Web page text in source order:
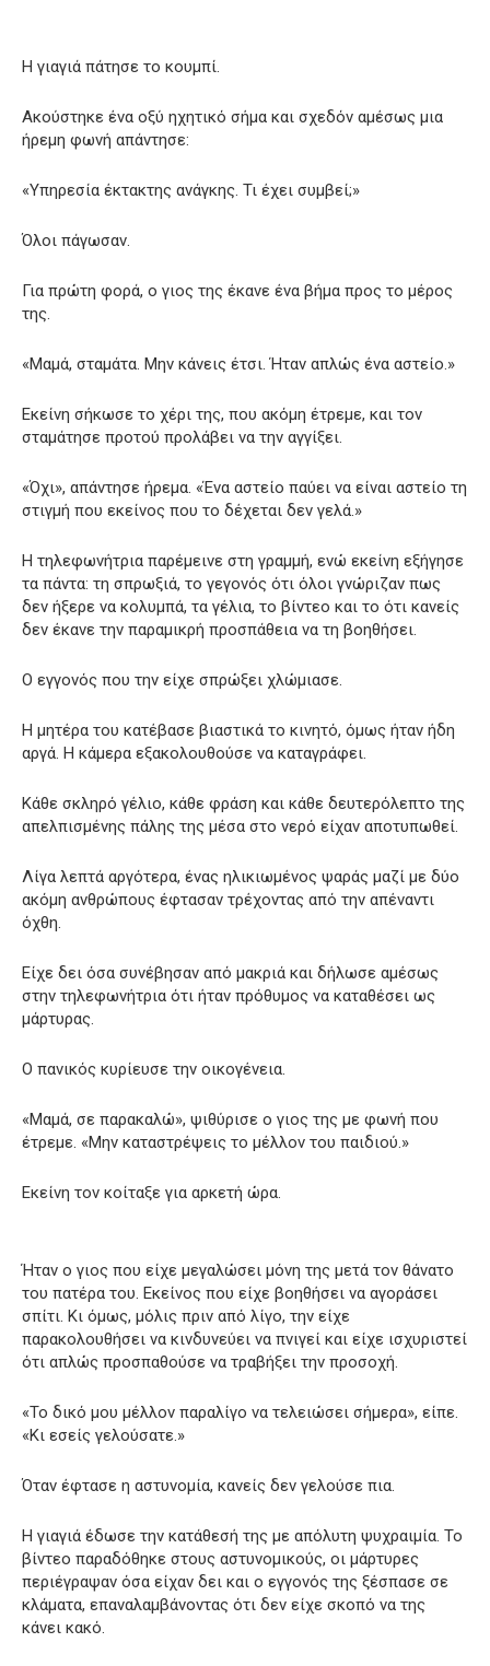
Η γιαγιά πάτησε το κουμπί.
Ακούστηκε ένα οξύ ηχητικό σήμα και σχεδόν αμέσως μια
ήρεμη φωνή απάντησε:
«Υπηρεσία έκτακτης ανάγκης. Τι έχει συμβεί;»
Όλοι πάγωσαν.
Για πρώτη φορά, ο γιος της έκανε ένα βήμα προς το μέρος
της.
«Μαμά, σταμάτα. Μην κάνεις έτσι. Ήταν απλώς ένα αστείο.»
Εκείνη σήκωσε το χέρι της, που ακόμη έτρεμε, και τον
σταμάτησε προτού προλάβει να την αγγίξει.
«Όχι», απάντησε ήρεμα. «Ένα αστείο παύει να είναι αστείο τη
στιγμή που εκείνος που το δέχεται δεν γελά.»
Η τηλεφωνήτρια παρέμεινε στη γραμμή, ενώ εκείνη εξήγησε
τα πάντα: τη σπρωξιά, το γεγονός ότι όλοι γνώριζαν πως
δεν ήξερε να κολυμπά, τα γέλια, το βίντεο και το ότι κανείς
δεν έκανε την παραμικρή προσπάθεια να τη βοηθήσει.
Ο εγγονός που την είχε σπρώξει χλώμιασε.
Η μητέρα του κατέβασε βιαστικά το κινητό, όμως ήταν ήδη
αργά. Η κάμερα εξακολουθούσε να καταγράφει.
Κάθε σκληρό γέλιο, κάθε φράση και κάθε δευτερόλεπτο της
απελπισμένης πάλης της μέσα στο νερό είχαν αποτυπωθεί.
Λίγα λεπτά αργότερα, ένας ηλικιωμένος ψαράς μαζί με δύο
ακόμη ανθρώπους έφτασαν τρέχοντας από την απέναντι
όχθη.
Είχε δει όσα συνέβησαν από μακριά και δήλωσε αμέσως
στην τηλεφωνήτρια ότι ήταν πρόθυμος να καταθέσει ως
μάρτυρας.
Ο πανικός κυρίευσε την οικογένεια.
«Μαμά, σε παρακαλώ», ψιθύρισε ο γιος της με φωνή που
έτρεμε. «Μην καταστρέψεις το μέλλον του παιδιού.»
Εκείνη τον κοίταξε για αρκετή ώρα.
Ήταν ο γιος που είχε μεγαλώσει μόνη της μετά τον θάνατο
του πατέρα του. Εκείνος που είχε βοηθήσει να αγοράσει
σπίτι. Κι όμως, μόλις πριν από λίγο, την είχε
παρακολουθήσει να κινδυνεύει να πνιγεί και είχε ισχυριστεί
ότι απλώς προσπαθούσε να τραβήξει την προσοχή.
«Το δικό μου μέλλον παραλίγο να τελειώσει σήμερα», είπε.
«Κι εσείς γελούσατε.»
Όταν έφτασε η αστυνομία, κανείς δεν γελούσε πια.
Η γιαγιά έδωσε την κατάθεσή της με απόλυτη ψυχραιμία. Το
βίντεο παραδόθηκε στους αστυνομικούς, οι μάρτυρες
περιέγραψαν όσα είχαν δει και ο εγγονός της ξέσπασε σε
κλάματα, επαναλαμβάνοντας ότι δεν είχε σκοπό να της
κάνει κακό.